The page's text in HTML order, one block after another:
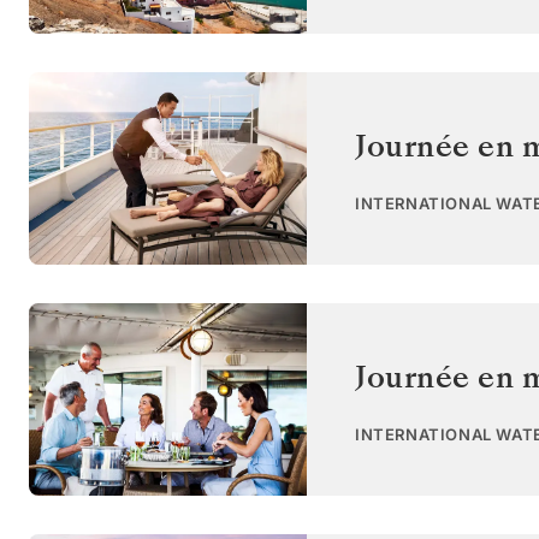
Journée en
INTERNATIONAL
Journée en
INTERNATIONAL